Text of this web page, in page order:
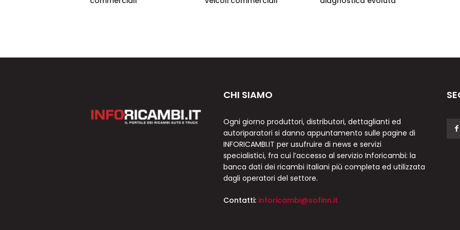
CHI SIAMO
Ogni giorno produttori, distributori, dettaglianti ed
autoriparatori si danno appuntamento sulle pagine di
INFORICAMBI.IT per usufruire di news e servizi
specialistici, fra cui l’accesso al servizio Inforicambi: la
banca dati dei ricambi italiani più completa ed utilizzata
dagli operatori del settore.
Contatti: inforicambi@sofinn.it